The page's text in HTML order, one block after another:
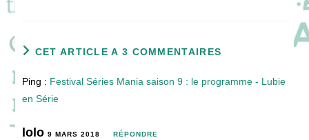
CET ARTICLE A 3 COMMENTAIRES
Ping : Festival Séries Mania saison 9 : le programme - Lubie
en Série
lolo9 MARS 2018 RÉPONDRE